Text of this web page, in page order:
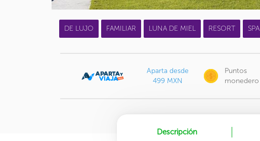
DE LUJO FAMILIAR LUNA DE MIEL RESORT SPA
Aparta desde
499 MXN
Puntos
monedero
Descripción